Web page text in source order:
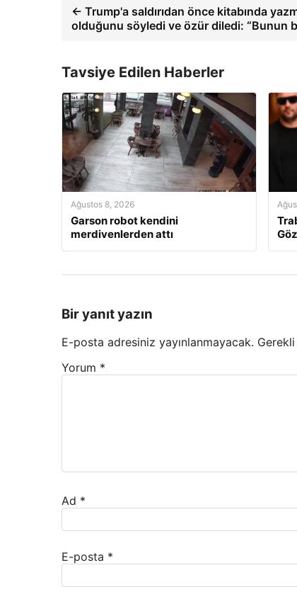
← Trump'a saldırıdan önce kitabında
olduğunu söyledi ve özür diledi: “Bunun
Tavsiye Edilen Haberler
Ağustos 8, 2026
Garson robot kendini
merdivenlerden attı
Bir yanıt yazın
E-posta adresiniz yayınlanmayacak.
Yorum *
Ad *
E-posta *